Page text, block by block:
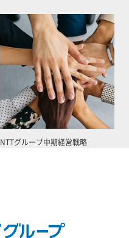
NTTグループ中期経営戦略